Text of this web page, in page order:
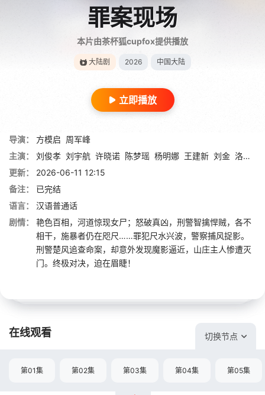
罪案现场
本片由茶杯狐cupfox提供播放
大陆剧 2026 中国大陆
立即播放
导演： 方模启 周军峰
主演：
刘俊孝 刘宇航 许晓诺 陈梦瑶 杨明娜 王建新 刘金 洛嘉
更新：
2026-06-11 12:15
备注：
已完结
语言：
汉语普通话
剧情：
艳色百相，河道惊现女尸；怒破真凶，刑警智擒悍贼，各不
相干‌，施暴者仍在咫尺……罪犯尺水兴波，警察捕风捉影。
刑警楚风追查命案，却意外发现魔影逼近，山庄主人惨遭灭
门。终极对决，迫在眉睫‌！
在线观看 切换节点
第01集 第02集 第03集 第04集 第05集